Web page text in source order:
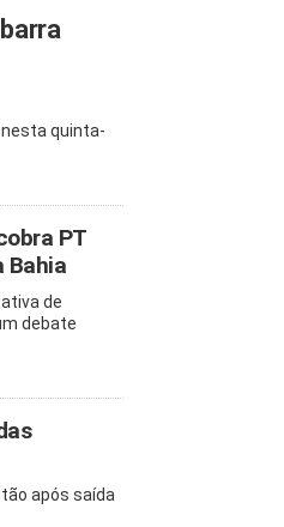
quinta-
PT
Bahia
de
debate
após saída